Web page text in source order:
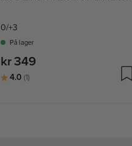
0/+3
På lager
kr 349
Karakter:
4.0 (1)